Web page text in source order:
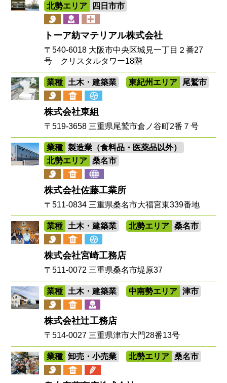
北勢エリア
四日市市
トーア紡マテリアル株式会社
〒540-6018 大阪市中央区城見一丁目２番27
号 クリスタルタワー18階
業種 土木・建築業 東紀州エリア 尾鷲市
株式会社東組
〒519-3658 三重県尾鷲市倉ノ谷町2番７号
業種
製造業（食料品・医薬品以外）
北勢エリア
桑名市
株式会社佐藤工業所
〒511-0834 三重県桑名市大福宮東339番地
業種 土木・建築業 北勢エリア 桑名市
株式会社宮崎工務店
〒511-0072 三重県桑名市堤原37
業種 土木・建築業 中南勢エリア 津市
株式会社辻󠄀工務店
〒514-0027 三重県津市大門28番13号
業種 卸売・小売業 北勢エリア 桑名市